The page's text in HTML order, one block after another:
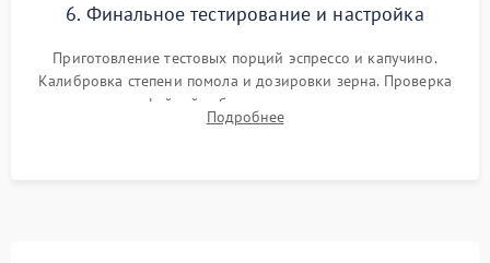
6. Финальное тестирование и настройка
Приготовление тестовых порций эспрессо и капучино.
Калибровка степени помола и дозировки зерна. Проверка
плотности кофейной таблетки, температуры напитка и
качества молочной пены. Контроль отсутствия посторонних
Подробнее